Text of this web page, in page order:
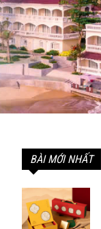
BÀI MỚI NHẤT